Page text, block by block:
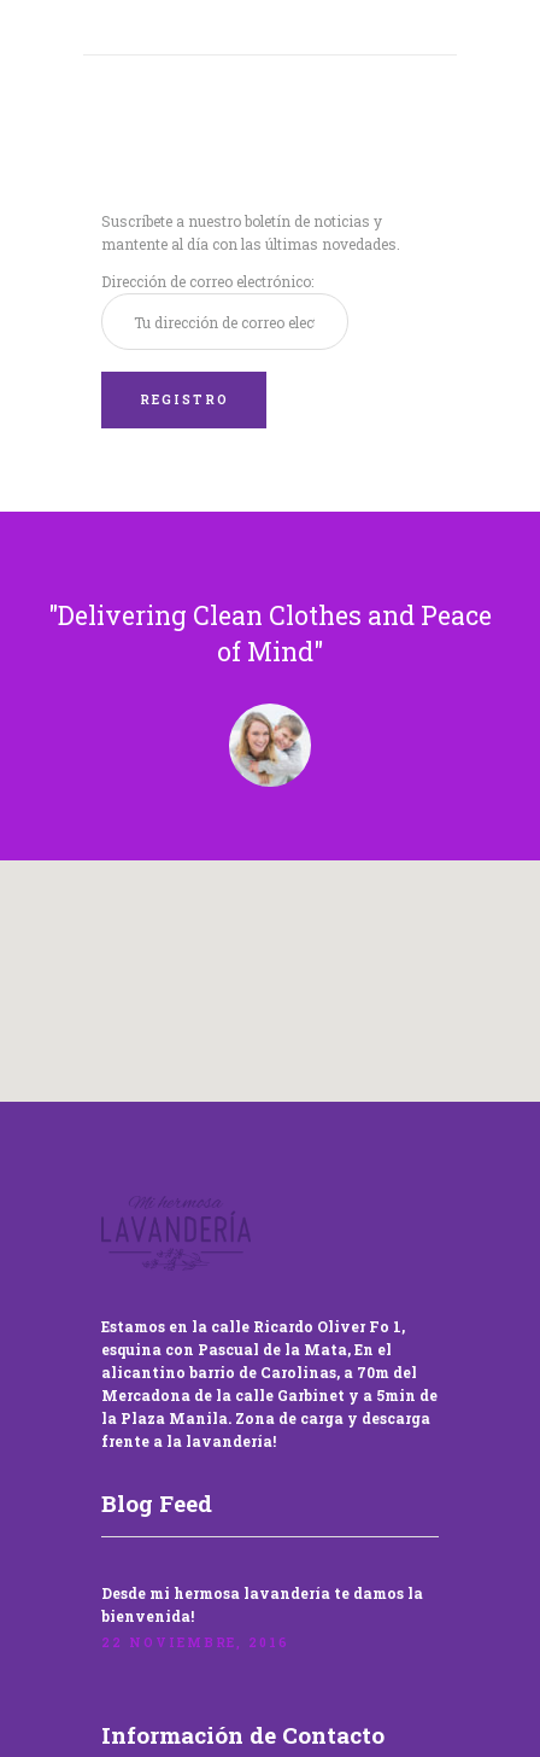
Suscríbete a nuestro boletín de noticias y
mantente al día con las últimas novedades.
Dirección de correo electrónico:
Delivering Clean Clothes and Peace
of Mind
Estamos en la calle Ricardo Oliver Fo 1,
esquina con Pascual de la Mata, En el
alicantino barrio de Carolinas, a 70m del
Mercadona de la calle Garbinet y a 5min de
la Plaza Manila. Zona de carga y descarga
frente a la lavandería!
Blog Feed
Desde mi hermosa lavandería te damos la
bienvenida!
22 NOVIEMBRE, 2016
Información de Contacto